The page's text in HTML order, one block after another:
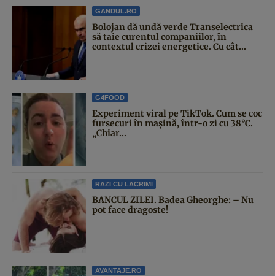
GANDUL.RO
Bolojan dă undă verde Transelectrica
să taie curentul companiilor, în
contextul crizei energetice. Cu cât...
G4FOOD
Experiment viral pe TikTok. Cum se coc
fursecuri în mașină, într-o zi cu 38°C.
„Chiar...
RAZI CU LACRIMI
BANCUL ZILEI. Badea Gheorghe: – Nu
pot face dragoste!
AVANTAJE.RO